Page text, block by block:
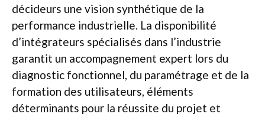
décideurs une vision synthétique de la
performance industrielle. La disponibilité
d’intégrateurs spécialisés dans l’industrie
garantit un accompagnement expert lors du
diagnostic fonctionnel, du paramétrage et de la
formation des utilisateurs, éléments
déterminants pour la réussite du projet et